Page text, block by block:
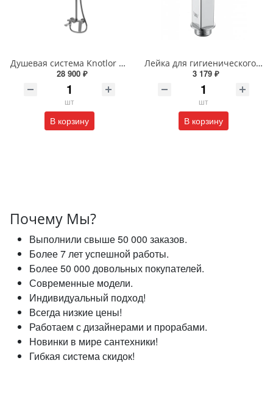
Душевая система Knotlor MUSE KN-62/GM вороненая сталь
28 900 ₽
шт
В корзину
Лейка для гигиенического душа Wonzon & Woghand WW-88PQ02-CR хром
3 179 ₽
шт
В корзину
Почему Мы?
Выполнили свыше 50 000 заказов.
Более 7 лет успешной работы.
Более 50 000 довольных покупателей.
Современные модели.
Индивидуальный подход!
Всегда низкие цены!
Работаем с дизайнерами и прорабами.
Новинки в мире сантехники!
Гибкая система скидок!